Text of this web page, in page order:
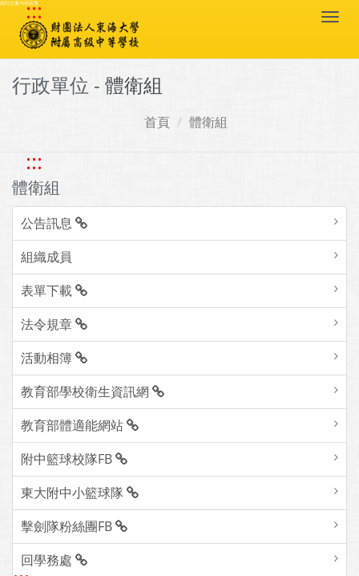
跳到主要內容區塊
:::
行政單位 - 體衛組
首頁 體衛組
:::
體衛組
公告訊息
組織成員
表單下載
法令規章
活動相簿
教育部學校衛生資訊網
教育部體適能網站
附中籃球校隊FB
東大附中小籃球隊
擊劍隊粉絲團FB
回學務處